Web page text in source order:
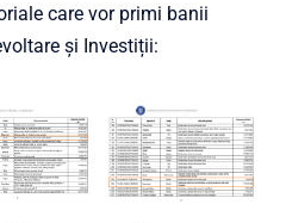
care vor primi banii
și Investiții: